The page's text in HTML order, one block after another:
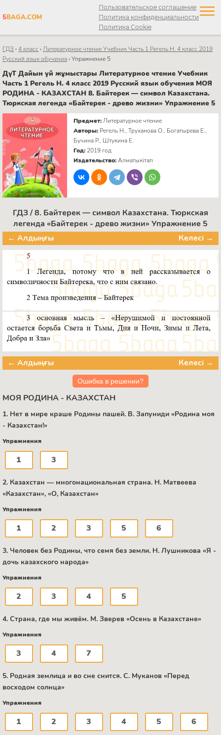
5BAGA.COM
Пользовательское соглашение
Политика конфиденциальности
Политика Cookie
ГДЗ ›4 класс ›Литературное чтение Учебник Часть 1 Регель Н. 4 класс 2019
Русский язык обучения›Упражнение 5
ДүТ Дайын үй жұмыстары Литературное чтение Учебник
Часть 1 Регель Н. 4 класс 2019 Русский язык обучения МОЯ
РОДИНА - КАЗАХСТАН 8. Байтерек — символ Казахстана.
Тюркская легенда «Байтерек - древо жизни» Упражнение 5
Предмет:Литературное чтение
Авторы: Регель Н., Труханова О., Богатырева Е.,
Бучина Р., Штукина Е.
Год: 2019 год
Издательство:Алматыкітап
ГДЗ / 8. Байтерек — символ Казахстана. Тюркская
легенда «Байтерек - древо жизни» Упражнение 5
← Алдыңғы
Келесі →
← Алдыңғы Келесі →
Ошибка в решении?
МОЯ РОДИНА - КАЗАХСТАН
1. Нет в мире краше Родины пашей. B. Запуниди «Родина моя
- Казахстан!»
Упражнения
1 3
2. Казахстан — многонациональная страна. Н. Матвеева
«Казахстан», «О, Казахстан»
Упражнения
1 2 3 5 6
3. Человек без Родины, что семя без земли. Н. Лушникова «Я -
дочь казахского народа»
Упражнения
2 3 4 5
4. Страна, где мы живём. М. Зверев «Осень в Казахстане»
Упражнения
3 4 7
5. Родная землица и во сне снится. C. Муканов «Перед
восходом солнца»
Упражнения
1 2 3 4 5 6